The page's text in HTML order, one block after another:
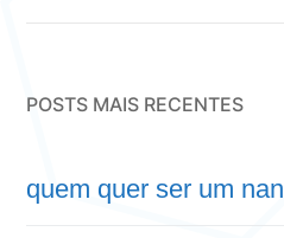
POSTS MAIS RECENTES
quem quer ser um